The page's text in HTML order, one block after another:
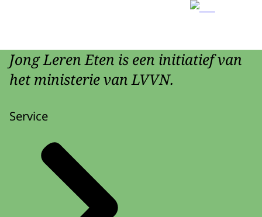
Jong Leren Eten is een initiatief van
het ministerie van LVVN.
Service